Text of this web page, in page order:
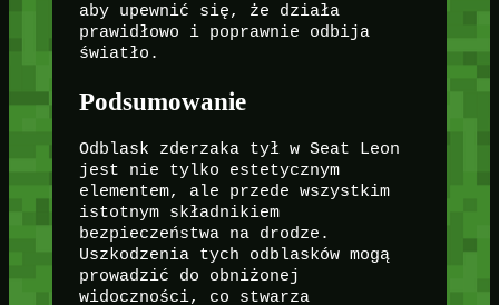
aby upewnić się, że działa
prawidłowo i poprawnie odbija
światło.
Podsumowanie
Odblask zderzaka tył w Seat Leon
jest nie tylko estetycznym
elementem, ale przede wszystkim
istotnym składnikiem
bezpieczeństwa na drodze.
Uszkodzenia tych odblasków mogą
prowadzić do obniżonej
widoczności, co stwarza